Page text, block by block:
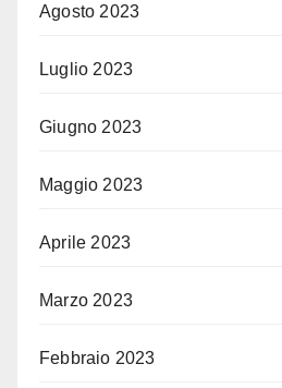
Agosto 2023
Luglio 2023
Giugno 2023
Maggio 2023
Aprile 2023
Marzo 2023
Febbraio 2023